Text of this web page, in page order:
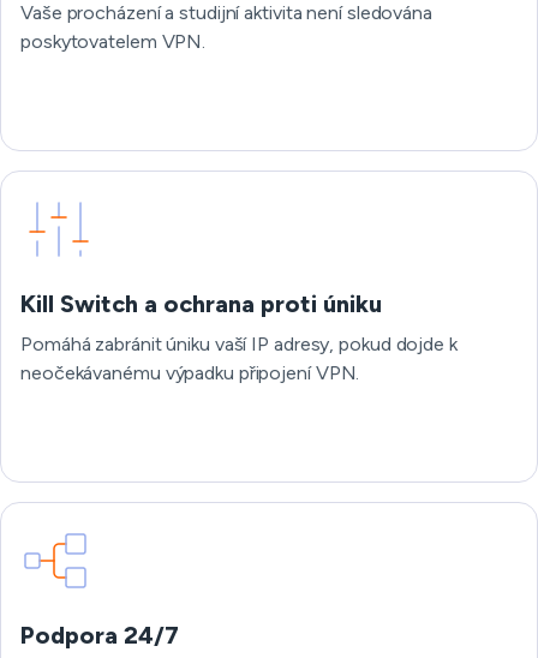
Vaše procházení a studijní aktivita není sledována
poskytovatelem VPN.
Kill Switch a ochrana proti úniku
Pomáhá zabránit úniku vaší IP adresy, pokud dojde k
neočekávanému výpadku připojení VPN.
Podpora 24/7